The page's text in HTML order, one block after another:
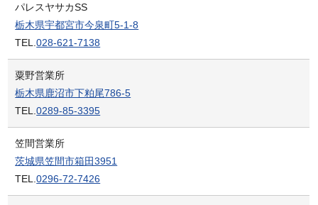
パレスヤサカSS
栃木県宇都宮市今泉町5-1-8
TEL.028-621-7138
粟野営業所
栃木県鹿沼市下粕尾786-5
TEL.0289-85-3395
笠間営業所
茨城県笠間市箱田3951
TEL.0296-72-7426